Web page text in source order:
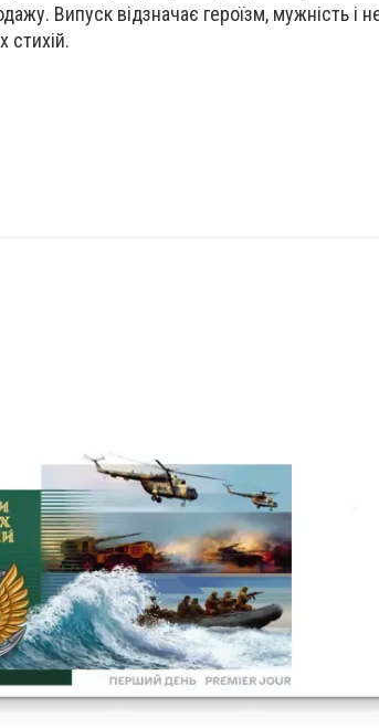
Випуск відзначає героїзм, мужність і
стихій.